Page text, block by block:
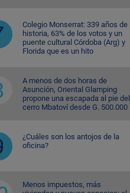
Colegio Monserrat: 339 años de
historia, 63% de los votos y un
puente cultural Córdoba (Arg) y
Florida que es un hito
A menos de dos horas de
Asunción, Oriental Glamping
propone una escapada al pie del
cerro Mbatoví desde G. 500.000
¿Cuáles son los antojos de la
oficina?
Menos impuestos, más